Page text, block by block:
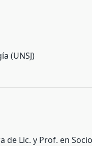
(UNSJ)
de Lic. y Prof. en